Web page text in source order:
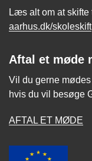
Læs alt om at
aarhus.dk/skoleskift
Aftal et møde
Vil du gerne
hvis du vil besøge
AFTAL ET MØDE